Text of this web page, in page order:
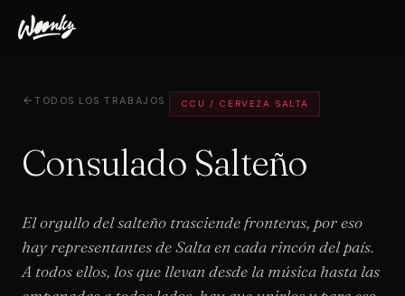
TODOS LOS TRABAJOS CCU / CERVEZA SALTA
Consulado Salteño
El orgullo del salteño trasciende fronteras, por eso
hay representantes de Salta en cada rincón del país.
A todos ellos, los que llevan desde la música hasta las